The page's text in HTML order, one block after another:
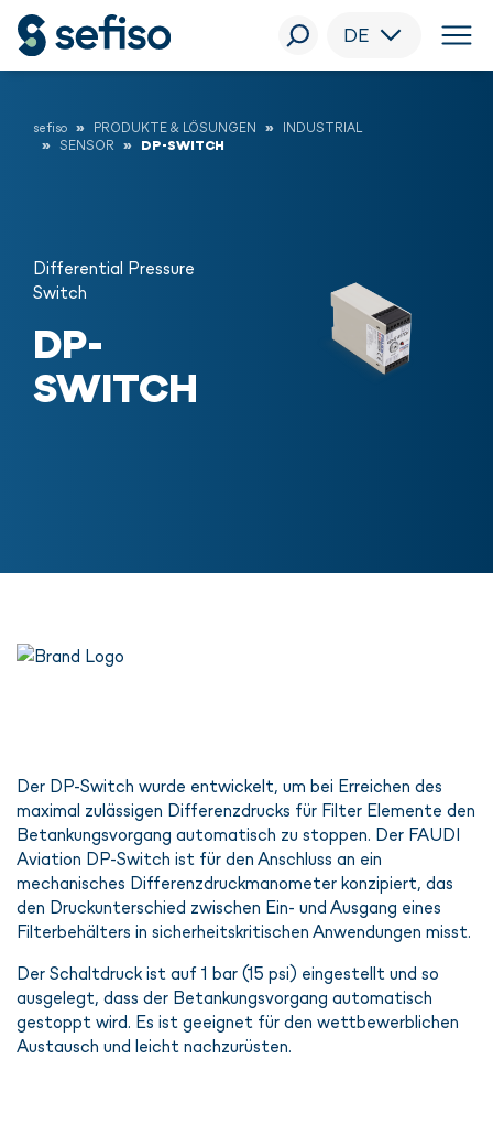
DE
sefiso PRODUKTE & LÖSUNGEN
INDUSTRIAL
SENSOR
DP-SWITCH
Differential Pressure
Switch
DP-
SWITCH
Der DP-Switch wurde entwickelt, um bei Erreichen des
maximal zulässigen Differenzdrucks für Filter Elemente den
Betankungsvorgang automatisch zu stoppen. Der FAUDI
Aviation DP-Switch ist für den Anschluss an ein
mechanisches Differenzdruckmanometer konzipiert, das
den Druckunterschied zwischen Ein- und Ausgang eines
Filterbehälters in sicherheitskritischen Anwendungen misst.
Der Schaltdruck ist auf 1 bar (15 psi) eingestellt und so
ausgelegt, dass der Betankungsvorgang automatisch
gestoppt wird. Es ist geeignet für den wettbewerblichen
Austausch und leicht nachzurüsten.